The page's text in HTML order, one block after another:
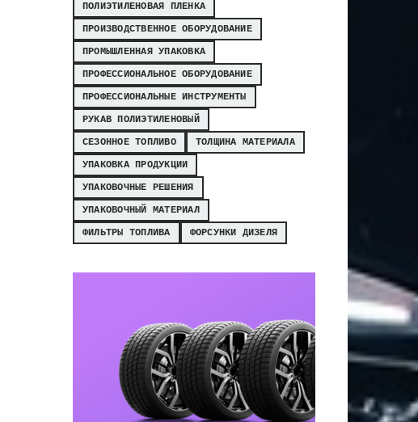
ПОЛИЭТИЛЕНОВАЯ ПЛЕНКА
ПРОИЗВОДСТВЕННОЕ ОБОРУДОВАНИЕ
ПРОМЫШЛЕННАЯ УПАКОВКА
ПРОФЕССИОНАЛЬНОЕ ОБОРУДОВАНИЕ
ПРОФЕССИОНАЛЬНЫЕ ИНСТРУМЕНТЫ
РУКАВ ПОЛИЭТИЛЕНОВЫЙ
СЕЗОННОЕ ТОПЛИВО
ТОЛЩИНА МАТЕРИАЛА
УПАКОВКА ПРОДУКЦИИ
УПАКОВОЧНЫЕ РЕШЕНИЯ
УПАКОВОЧНЫЙ МАТЕРИАЛ
ФИЛЬТРЫ ТОПЛИВА
ФОРСУНКИ ДИЗЕЛЯ